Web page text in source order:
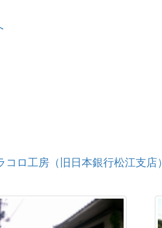
コロ工房（旧日本銀行松江支店